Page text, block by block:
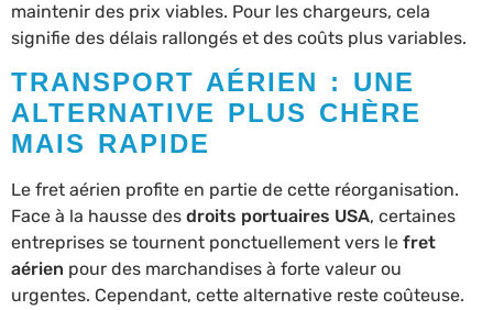
maintenir des prix viables. Pour les chargeurs, cela
signifie des délais rallongés et des coûts plus variables.
TRANSPORT AÉRIEN : UNE
ALTERNATIVE PLUS CHÈRE
MAIS RAPIDE
Le fret aérien profite en partie de cette réorganisation.
Face à la hausse des droits portuaires USA, certaines
entreprises se tournent ponctuellement vers le fret
aérien pour des marchandises à forte valeur ou
urgentes. Cependant, cette alternative reste coûteuse.